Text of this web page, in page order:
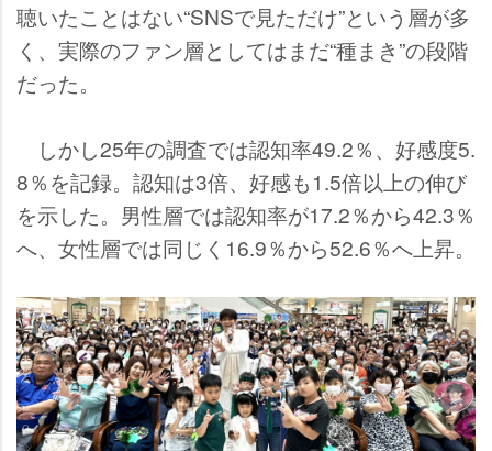
聴いたことはない“SNSで見ただけ”という層が多
く、実際のファン層としてはまだ“種まき”の段階
だった。
しかし25年の調査では認知率49.2％、好感度5.
8％を記録。認知は3倍、好感も1.5倍以上の伸び
を示した。男性層では認知率が17.2％から42.3％
へ、女性層では同じく16.9％から52.6％へ上昇。